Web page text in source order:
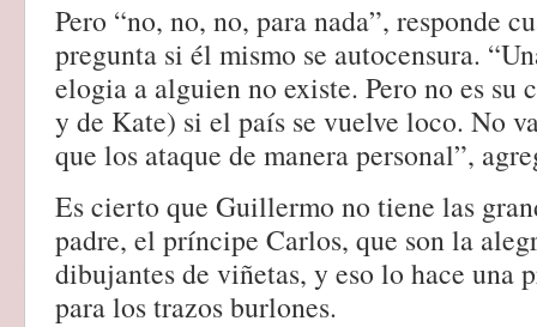
Pero “no, no, no, para nada”, responde
pregunta si él mismo se autocensura.
elogia a alguien no existe. Pero no es su
y de Kate) si el país se vuelve loco. No
que los ataque de manera personal”,
Es cierto que Guillermo no tiene las
padre, el príncipe Carlos, que son la
dibujantes de viñetas, y eso lo hace una
para los trazos burlones.